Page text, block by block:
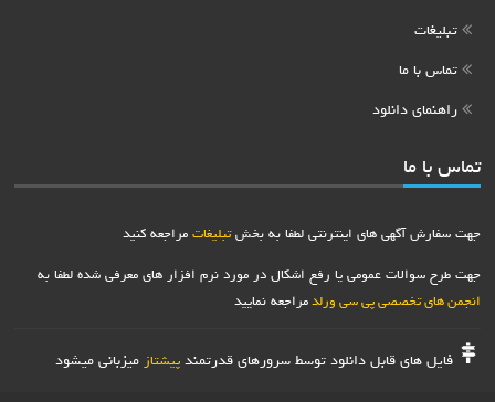
تبلیغات
تماس با ما
راهنمای دانلود
تماس با ما
جهت سفارش آگهی های اینترنتی لطفا به بخشتبلیغات مراجعه کنید
جهت طرح سوالات عمومی یا رفع اشکال در مورد نرم افزار های معرفی شده لطفا به
انجمن های تخصصی پی سی ورلدمراجعه نمایید
فایل های قابل دانلود توسط سرورهای قدرتمندپیشتاز میزبانی میشود